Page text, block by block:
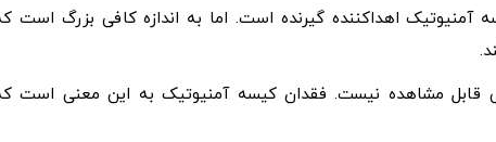
آمنیوتیک اهداکننده گیرنده است. اما به اندازه کافی بزرگ است
قابل مشاهده نیست. فقدان کیسه آمنیوتیک به این معنی است